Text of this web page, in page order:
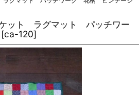
ット ラグマット パッチワー
[ca-120]